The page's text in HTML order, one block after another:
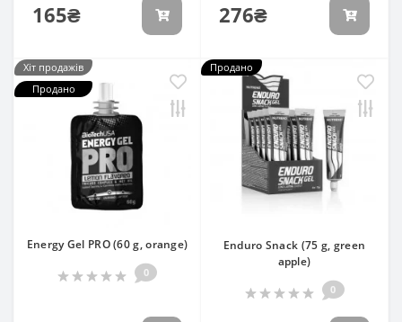
165₴ 276₴
Хіт продажів
Продано
Energy Gel PRO (60 g, orange)
0
Продано
Enduro Snack (75 g, green
apple)
0